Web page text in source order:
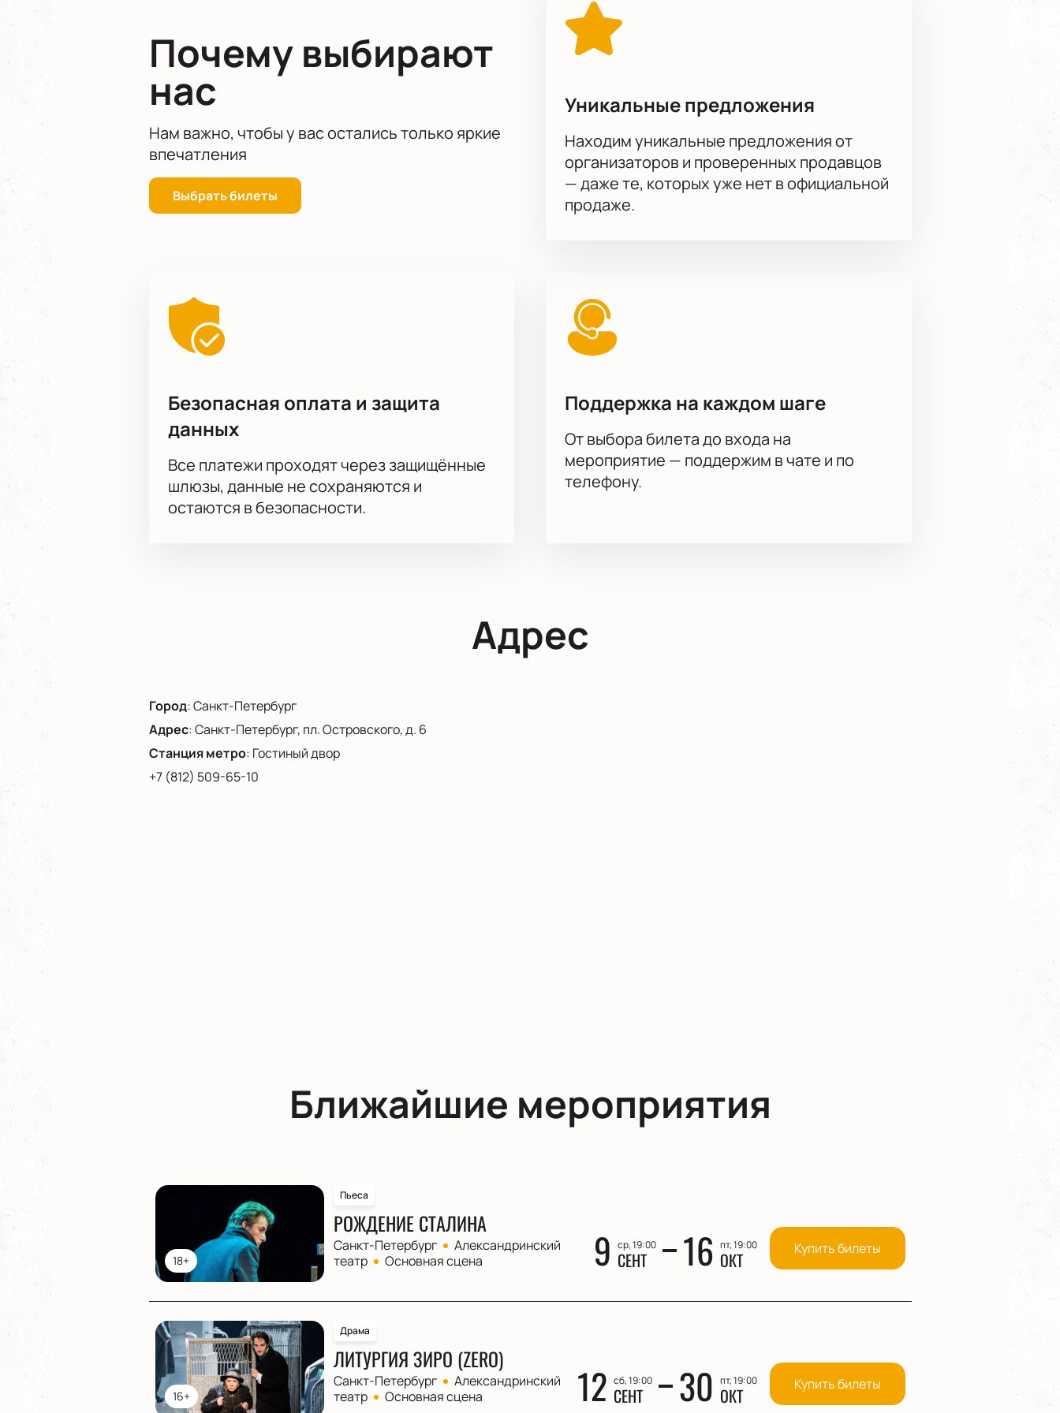
Почему выбирают
нас
Нам важно, чтобы у вас остались только яркие
впечатления
Выбрать билеты
Уникальные предложения
Находим уникальные предложения от
организаторов и проверенных продавцов
— даже те, которых уже нет в официальной
продаже.
Безопасная оплата и защита
данных
Все платежи проходят через защищённые
шлюзы, данные не сохраняются и
остаются в безопасности.
Поддержка на каждом шаге
От выбора билета до входа на
мероприятие — поддержим в чате и по
телефону.
Адрес
Город:Санкт-Петербург
Адрес:Санкт-Петербург, пл. Островского, д. 6
Станция метро: Гостиный двор
+7 (812) 509-65-10
Ближайшие мероприятия
18+
Пьеса
РОЖДЕНИЕ СТАЛИНА
Санкт-Петербург
Александринский
театр
Основная сцена 9 ср, 19:00
СЕНТ 16 пт, 19:00
ОКТ Купить билеты
16+
Драма
ЛИТУРГИЯ ЗИРО (ZERO)
Санкт-Петербург
Александринский
театр
Основная сцена 12 сб, 19:00
СЕНТ 30 пт, 19:00
ОКТ Купить билеты